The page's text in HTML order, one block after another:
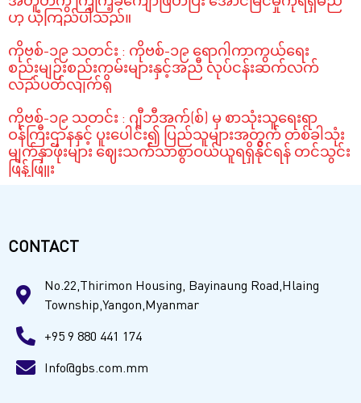
ဟု ယုံကြည်ပါသည်။
ကိုဗစ်-၁၉ သတင်း : ကိုဗစ်-၁၉ ရောဂါကာကွယ်ရေး
စည်းမျဉ်းစည်းကမ်းများနှင့်အညီ လုပ်ငန်းဆက်လက်
လည်ပတ်လျက်ရှိ
ကိုဗစ်-၁၉ သတင်း : ဂျီဘီအက်(စ်) မှ စာသုံးသူရေးရာ
ဝန်ကြီးဌာနနှင့် ပူးပေါင်း၍ ပြည်သူများအတွက် တစ်ခါသုံး
မျက်နှာဖုံးများ ဈေးသက်သာစွာဝယ်ယူရရှိနိုင်ရန် တင်သွင်း
ဖြန့်ဖြူး
CONTACT
No.22,Thirimon Housing, Bayinaung Road,Hlaing
Township,Yangon,Myanmar
+95 9 880 441 174
Info@gbs.com.mm